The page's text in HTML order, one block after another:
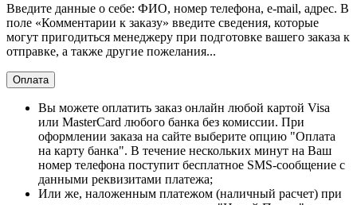
Введите данные о себе: ФИО, номер телефона, e-mail, адрес. В
поле «Комментарии к заказу» введите сведения, которые
могут пригодиться менеджеру при подготовке вашего заказа к
отправке, а также другие пожелания...
Оплата
Вы можете оплатить заказ онлайн любой картой Visa
или MasterCard любого банка без комиссии. При
оформлении заказа на сайте выберите опцию "Оплата
на карту банка". В течение нескольких минут на Ваш
номер телефона поступит бесплатное SMS-сообщение с
данными реквизитами платежа;
Или же, наложенным платежом (наличный расчет) при